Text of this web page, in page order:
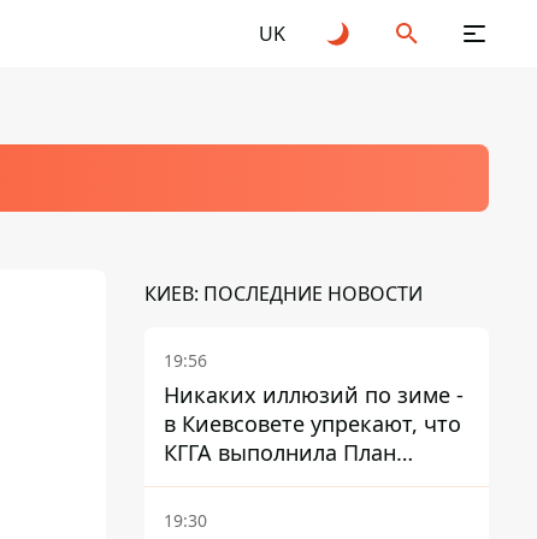
UK
КИЕВ: ПОСЛЕДНИЕ НОВОСТИ
19:56
Никаких иллюзий по зиме -
в Киевсовете упрекают, что
КГГА выполнила План
устойчивости на 20%
19:30